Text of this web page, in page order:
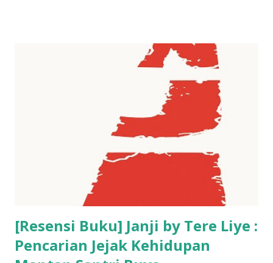
[Resensi Buku] Janji by Tere Liye :
Pencarian Jejak Kehidupan